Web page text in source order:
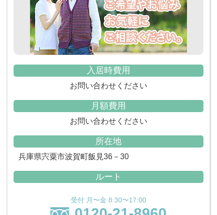
入居時費用
お問い合わせください
月額費用
お問い合わせください
所在地
兵庫県宍粟市波賀町飯見36－30
ルート
受付 月〜金 8:30〜17:00